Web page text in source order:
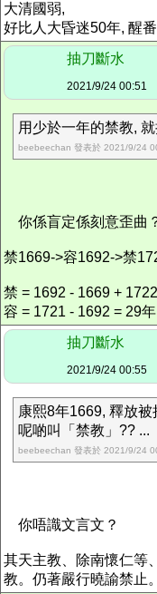
大清國弱,
好比人大昏迷50年, 醒
抽刀斷水
2021/9/24 00:51
用少於一年的禁教,
beebeechan 發表於 2021/9/24
你係盲定係刻意歪曲
禁1669->容1692->禁
禁 = 1692 - 1669 +
容 = 1721 - 1692 = 29年
抽刀斷水
2021/9/24 00:55
康熙8年1669, 釋放
呢啲叫「禁教」?? ...
beebeechan 發表於 2021/9/24
你唔識文言文？
其天主教、除南懷仁等
教。仍著嚴行曉諭禁止。